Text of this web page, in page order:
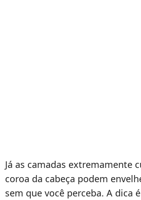
Já as camadas extremamente
coroa da cabeça podem
sem que você perceba. A dica